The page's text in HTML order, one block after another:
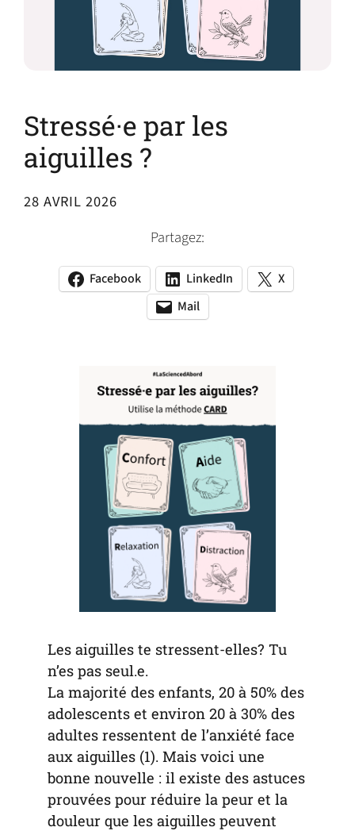
Stressé·e par les
aiguilles ?
28 AVRIL 2026
Partagez:
Facebook
(opens
LinkedIn
(opens
in
a
X
(opens
Mail
(opens
app)
(opens
new
tab)
Les aiguilles te stressent-elles? Tu
n’es pas seul.e.
La majorité des enfants, 20 à 50% des
adolescents et environ 20 à 30% des
adultes ressentent de l’anxiété face
aux aiguilles (1). Mais voici une
bonne nouvelle : il existe des astuces
prouvées pour réduire la peur et la
douleur que les aiguilles peuvent